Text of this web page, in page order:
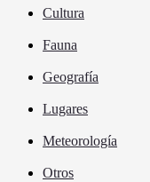
Cultura
Fauna
Geografía
Lugares
Meteorología
Otros